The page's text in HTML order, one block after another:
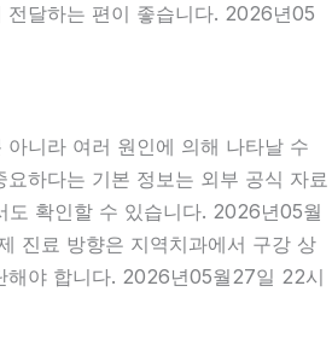
전달하는 편이 좋습니다. 2026년05
니라 여러 원인에 의해 나타날 수
하다는 기본 정보는 외부 공식 자료
도 확인할 수 있습니다. 2026년05월
진료 방향은 지역치과에서 구강 상
해야 합니다. 2026년05월27일 22시